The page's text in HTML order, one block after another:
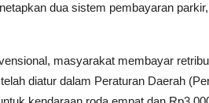
dua sistem pembayaran
masyarakat membayar
diatur dalam Peraturan Daerah